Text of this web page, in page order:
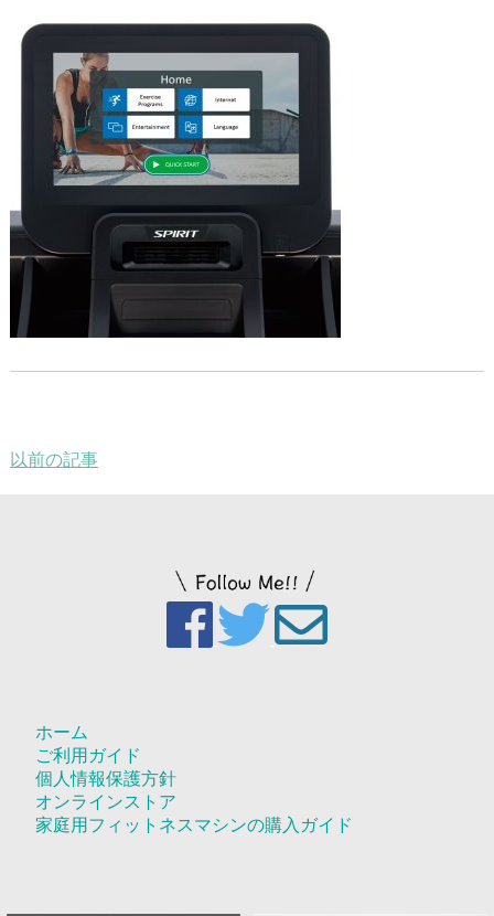
以前の記事
ホーム
ご利用ガイド
個人情報保護方針
オンラインストア
家庭用フィットネスマシンの購入ガイド